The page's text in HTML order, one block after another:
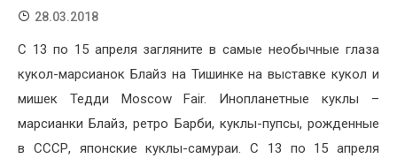
28.03.2018
C 13 по 15 апреля загляните в самые необычные глаза
кукол-марсианок Блайз на Тишинке на выставке кукол и
мишек Тедди Moscow Fair. Инопланетные куклы –
марсианки Блайз, ретро Барби, куклы-пупсы, рожденные
в СССР, японские куклы-самураи. С 13 по 15 апреля